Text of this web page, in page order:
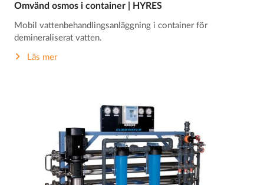
Omvänd osmos i container | HYRES
Mobil vattenbehandlingsanläggning i container för
demineraliserat vatten.
Läs mer